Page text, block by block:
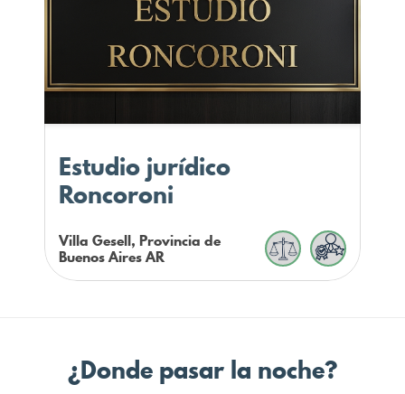
Estudio jurídico
Roncoroni
Villa Gesell, Provincia de
Buenos AiresAR
¿Donde pasar la noche?